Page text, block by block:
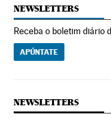
NEWSLETTERS
Receba o boletim diário
APÚNTATE
NEWSLETTERS